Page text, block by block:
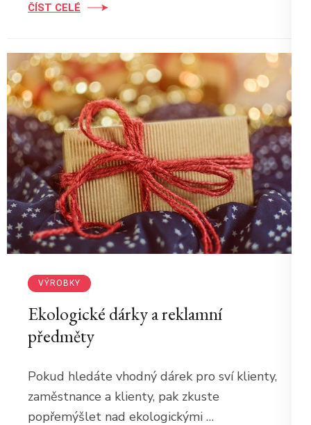
ČÍST CELÉ
VÝROBKY
Ekologické dárky a reklamní
předměty
Pokud hledáte vhodný dárek pro sví klienty,
zaměstnance a klienty, pak zkuste
popřemýšlet nad ekologickými …